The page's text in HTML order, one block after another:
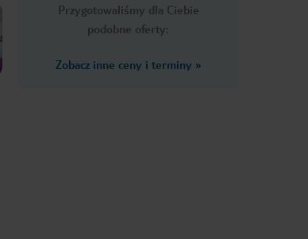
Przygotowaliśmy dla Ciebie
podobne oferty:
Zobacz inne ceny i terminy »